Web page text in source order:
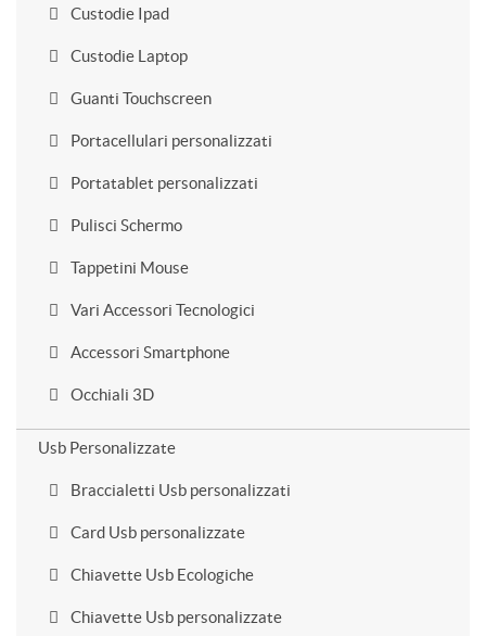
Custodie Ipad
Custodie Laptop
Guanti Touchscreen
Portacellulari personalizzati
Portatablet personalizzati
Pulisci Schermo
Tappetini Mouse
Vari Accessori Tecnologici
Accessori Smartphone
Occhiali 3D
Usb Personalizzate
Braccialetti Usb personalizzati
Card Usb personalizzate
Chiavette Usb Ecologiche
Chiavette Usb personalizzate